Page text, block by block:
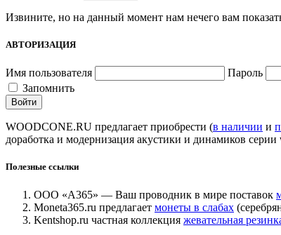
Извините, но на данный момент нам нечего вам
АВТОРИЗАЦИЯ
Имя пользователя
Пароль
Запомнить
WOODCONE.RU предлагает приобрести (в наличии и
доработка и модернизация акустики и динамиков
Полезные ссылки
ООО «А365» — Ваш проводник в мире поставок
Moneta365.ru предлагает монеты в слабах
Kentshop.ru частная коллекция жевательная